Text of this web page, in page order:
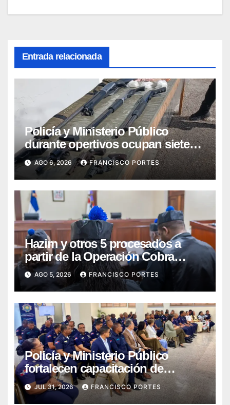
Entrada relacionada
Policía y Ministerio Público
durante opertivos ocupan siete
armas de fuego, presunta cocaína
y recuperan motocicleta robada,
en Barahona y San Juan
AGO 6, 2026 FRANCISCO PORTES
Hazim y otros 5 procesados a
partir de la Operación Cobra
continuarán en prisión
AGO 5, 2026 FRANCISCO PORTES
Policía y Ministerio Público
fortalecen capacitación de
agentes para mejorar respuesta
ante desapariciones y trata de
JUL 31, 2026 FRANCISCO PORTES